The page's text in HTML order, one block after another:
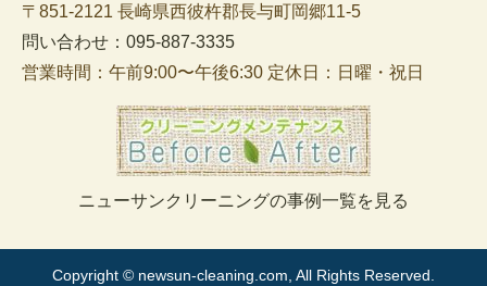
〒851-2121 長崎県西彼杵郡長与町岡郷11-5
問い合わせ：095-887-3335
営業時間：午前9:00〜午後6:30 定休日：日曜・祝日
ニューサンクリーニングの事例一覧を見る
Copyright © newsun-cleaning.com, All Rights Reserved.